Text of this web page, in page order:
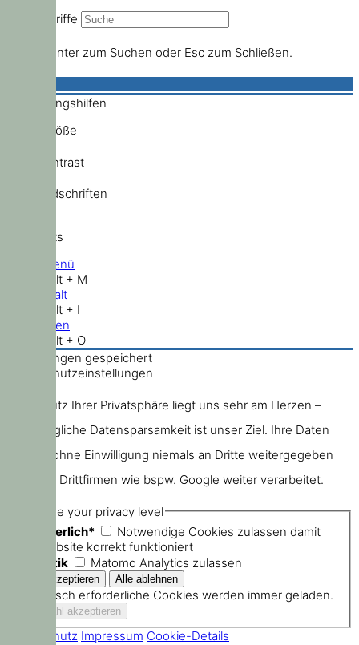
Suchbegriffe
Drücke Enter zum Suchen oder Esc zum Schließen.
Bedienungshilfen
Schriftgröße
Hochkontrast
Standardschriften
Shortcuts
Hauptmenü
Shift + Alt + M
Zum Inhalt
Shift + Alt + I
Nach oben
Shift + Alt + O
Einstellungen gespeichert
Datenschutzeinstellungen
Der Schutz Ihrer Privatsphäre liegt uns sehr am Herzen –
größtmögliche Datensparsamkeit ist unser Ziel. Ihre Daten
werden ohne Einwilligung niemals an Dritte weitergegeben
oder von Drittfirmen wie bspw. Google weiter verarbeitet.
Choose your privacy level
Erforderlich*
Notwendige Cookies zulassen damit
die Website korrekt funktioniert
Statistik
Matomo Analytics zulassen
Technisch erforderliche Cookies werden immer geladen.
Datenschutz Impressum Cookie-Details